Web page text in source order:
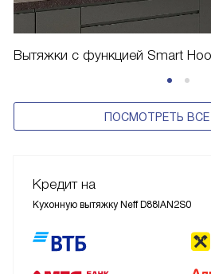
Вытяжки с функцией Smart
ПОСМОТРЕТЬ
Кредит на
Кухонную вытяжку Neff D88IAN2S0